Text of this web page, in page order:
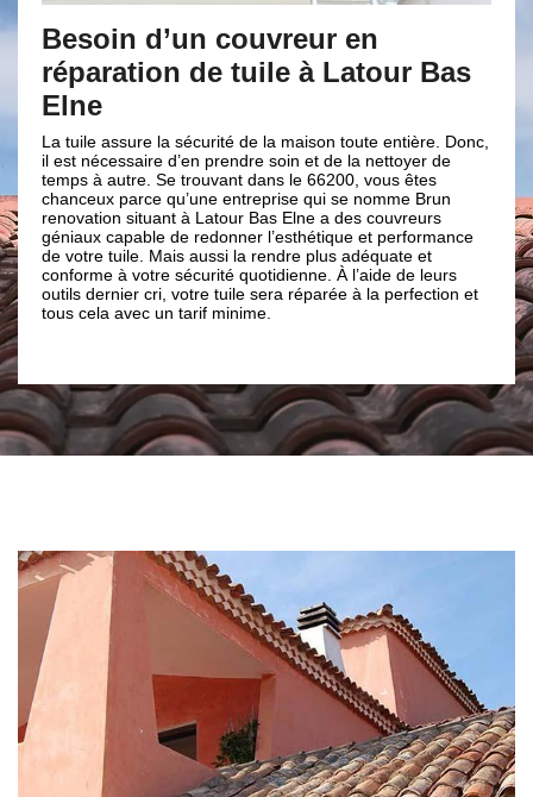
couvreur en
tuile à Latour Bas
de la maison toute entière. Donc,
prendre soin et de la nettoyer de
dans le 66200, vous êtes
entreprise qui se nomme Brun
Bas Elne a des couvreurs
l’esthétique et performance
la rendre plus adéquate et
quotidienne. À l’aide de leurs
tuile sera réparée à la perfection et
minime.
La réparation de
avec Brun
eaux ; il faut bien entretenir
professionnel comme Brun
couverture puisse bien assurer
; la couverture de toit doit être
présenter aucun défaut. Et
important de faire appel à un
comme Brun renovation. Notre
Brun renovation répond à tous
de toitures dans la ville Latour